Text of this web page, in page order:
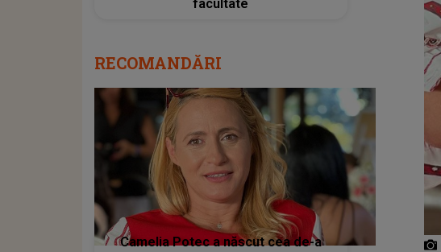
facultate
RECOMANDĂRI
Camelia Potec a născut cea de-a